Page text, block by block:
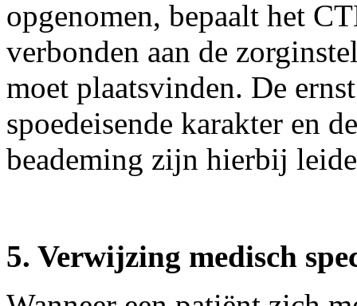
opgenomen, bepaalt het
verbonden aan de
moet plaatsvinden. De
spoedeisende karakter en
beademing zijn hierbij
5. Verwijzing medisch